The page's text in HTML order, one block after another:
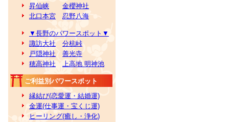
昇仙峡
金櫻神社
北口本宮
忍野八海
▼長野のパワースポット▼
諏訪大社
分杭峠
戸隠神社
善光寺
穂高神社
上高地 明神池
ご利益別パワースポット
縁結び(恋愛運・結婚運)
金運(仕事運・宝くじ運)
ヒーリング(癒し・浄化)